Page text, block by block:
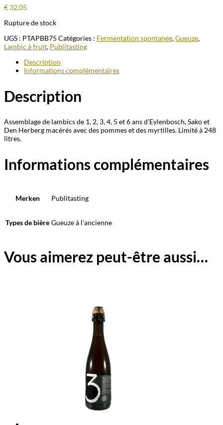
€ 32,05
Rupture de stock
UGS : PTAPBB75 Catégories : Fermentation spontanée,Gueuze,
Lambic à fruit, Publitasting
Description
Informations complémentaires
Description
Assemblage de lambics de 1, 2, 3, 4, 5 et 6 ans d’Eylenbosch, Sako et
Den Herberg macérés avec des pommes et des myrtilles. Limité à 248
litres.
Informations complémentaires
Merken Publitasting
Types de bière Gueuze à l'ancienne
Vous aimerez peut-être aussi…